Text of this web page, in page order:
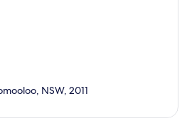
NSW, 2011